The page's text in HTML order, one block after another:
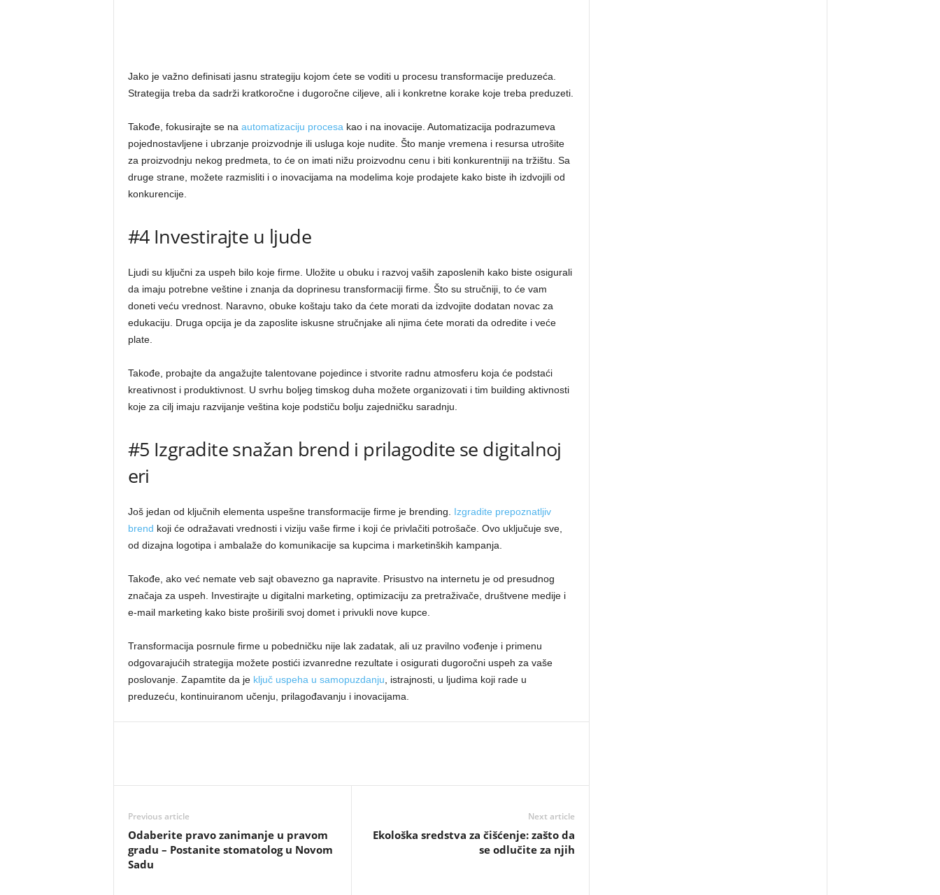
Jako je važno definisati jasnu strategiju kojom ćete se voditi u procesu transformacije preduzeća.
Strategija treba da sadrži kratkoročne i dugoročne ciljeve, ali i konkretne korake koje treba preduzeti.
Takođe, fokusirajte se na automatizaciju procesakao i na inovacije. Automatizacija podrazumeva
pojednostavljene i ubrzanje proizvodnje ili usluga koje nudite. Što manje vremena i resursa utrošite
za proizvodnju nekog predmeta, to će on imati nižu proizvodnu cenu i biti konkurentniji na tržištu. Sa
druge strane, možete razmisliti i o inovacijama na modelima koje prodajete kako biste ih izdvojili od
konkurencije.
#4 Investirajte u ljude
Ljudi su ključni za uspeh bilo koje firme. Uložite u obuku i razvoj vaših zaposlenih kako biste osigurali
da imaju potrebne veštine i znanja da doprinesu transformaciji firme. Što su stručniji, to će vam
doneti veću vrednost. Naravno, obuke koštaju tako da ćete morati da izdvojite dodatan novac za
edukaciju. Druga opcija je da zaposlite iskusne stručnjake ali njima ćete morati da odredite i veće
plate.
Takođe, probajte da angažujte talentovane pojedince i stvorite radnu atmosferu koja će podstaći
kreativnost i produktivnost. U svrhu boljeg timskog duha možete organizovati i tim building aktivnosti
koje za cilj imaju razvijanje veština koje podstiču bolju zajedničku saradnju.
#5 Izgradite snažan brend i prilagodite se digitalnoj
eri
Još jedan od ključnih elementa uspešne transformacije firme je brending. Izgradite prepoznatljiv
brend koji će odražavati vrednosti i viziju vaše firme i koji će privlačiti potrošače. Ovo uključuje sve,
od dizajna logotipa i ambalaže do komunikacije sa kupcima i marketinških kampanja.
Takođe, ako već nemate veb sajt obavezno ga napravite. Prisustvo na internetu je od presudnog
značaja za uspeh. Investirajte u digitalni marketing, optimizaciju za pretraživače, društvene medije i
e-mail marketing kako biste proširili svoj domet i privukli nove kupce.
Transformacija posrnule firme u pobedničku nije lak zadatak, ali uz pravilno vođenje i primenu
odgovarajućih strategija možete postići izvanredne rezultate i osigurati dugoročni uspeh za vaše
poslovanje. Zapamtite da je ključ uspeha u samopuzdanju, istrajnosti, u ljudima koji rade u
preduzeću, kontinuiranom učenju, prilagođavanju i inovacijama.
Previous article
Odaberite pravo zanimanje u pravom
gradu – Postanite stomatolog u Novom
Sadu
Next article
Ekološka sredstva za čišćenje: zašto da
se odlučite za njih